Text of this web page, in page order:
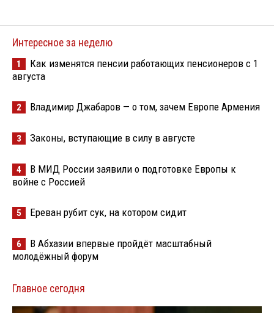
Интересное за неделю
1
Как изменятся пенсии работающих пенсионеров с 1
августа
2 Владимир Джабаров — о том, зачем Европе Армения
3 Законы, вступающие в силу в августе
4
В МИД России заявили о подготовке Европы к
войне с Россией
5 Ереван рубит сук, на котором сидит
6
В Абхазии впервые пройдёт масштабный
молодёжный форум
Главное сегодня